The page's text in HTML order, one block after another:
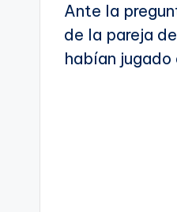
Ante la
de la pareja
habían